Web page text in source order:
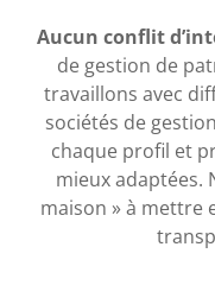
Aucun conflit
de gestion de
travaillons avec
sociétés de
chaque profil et
mieux adaptées.
maison » à mettre